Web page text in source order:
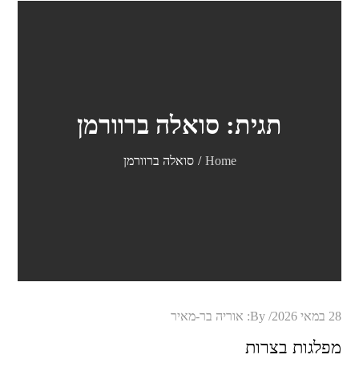
תגית: סואלה ברוורמן
Home סואלה ברוורמן
Posted
28 במאי 2026 By: אוריה בר-מאיר
מפלגות בצרות